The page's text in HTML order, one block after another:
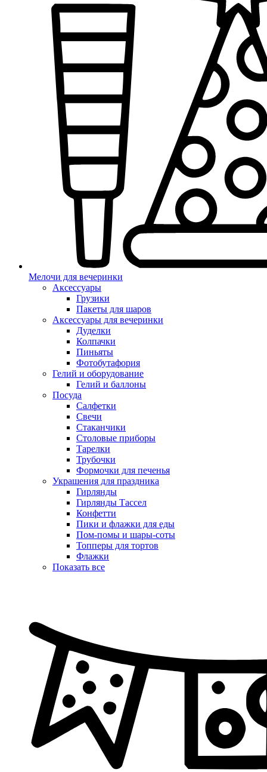
Мелочи для вечеринки
Аксессуары
Грузики
Пакеты для шаров
Аксессуары для вечеринки
Дуделки
Колпачки
Пиньяты
Фотобутафория
Гелий и оборудование
Гелий и баллоны
Посуда
Салфетки
Свечи
Стаканчики
Столовые приборы
Тарелки
Трубочки
Формочки для печенья
Украшения для праздника
Гирлянды
Гирлянды Тассел
Конфетти
Пики и флажки для еды
Пом-помы и шары-соты
Топперы для тортов
Флажки
Показать все